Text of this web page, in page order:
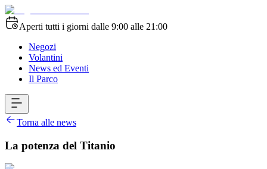
Aperti tutti i giorni dalle 9:00 alle 21:00
Negozi
Volantini
News ed Eventi
Il Parco
Torna alle news
La potenza del Titanio